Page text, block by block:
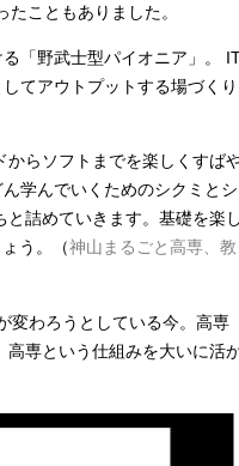
こともありました。
「野武士型パイオニア」。
てアウトプットする場づくり
らソフトまでを楽しくすば
学んでいくためのシクミとシ
詰めていきます。基礎を楽し
う。（神山まるごと高専、教
変わろうとしている今。高専
高専という仕組みを大いに活